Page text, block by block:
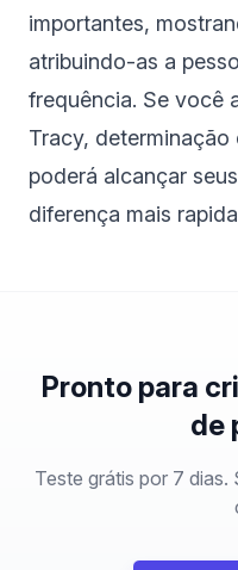
importantes,
atribuindo-as a
frequência. Se você
Tracy, determinação
poderá alcançar
diferença mais
Pronto para
de
Teste grátis por 7 dias.